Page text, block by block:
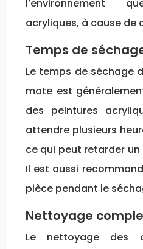
l’environnement
acryliques, à cause de
Temps de
Le temps de séchage
mate est
des peintures
attendre plusieurs
ce qui peut retarder
Il est aussi
pièce pendant le
Nettoyage
Le nettoyage des